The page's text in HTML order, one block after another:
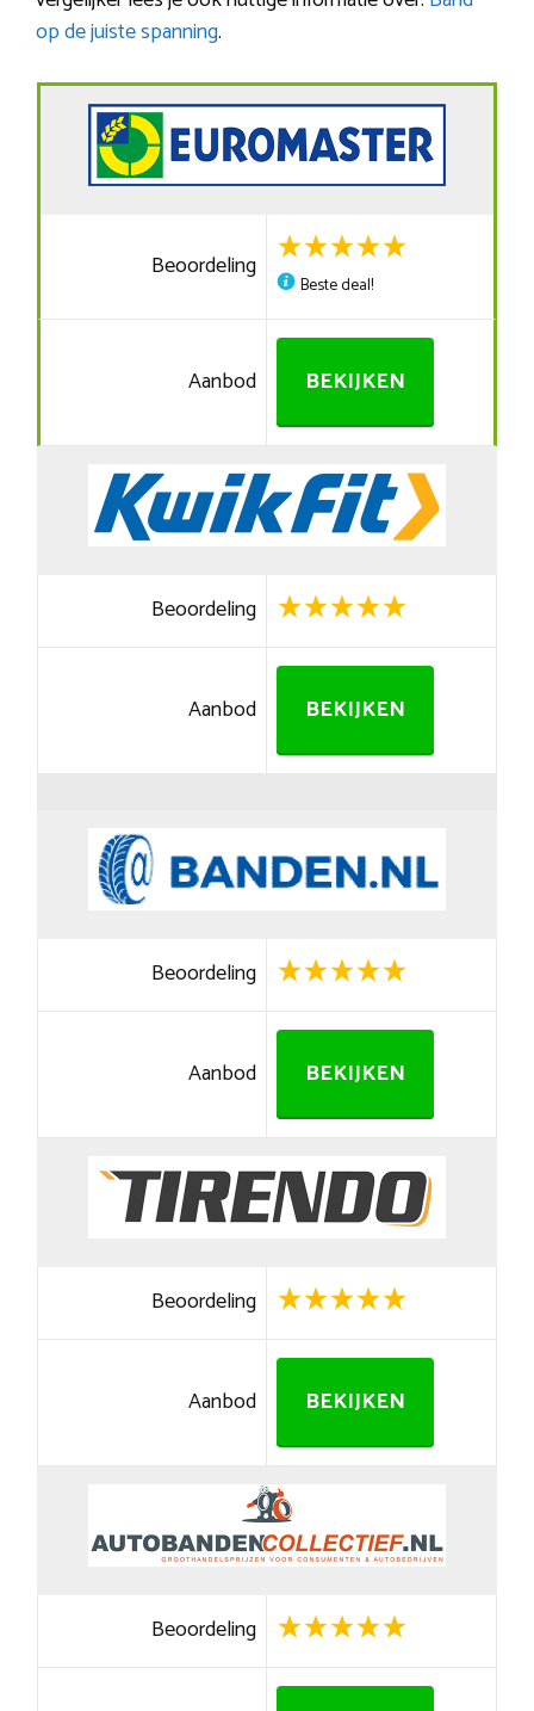
op de juiste spanning.
Beoordeling
Beste deal!
Aanbod BEKIJKEN
Beoordeling
Aanbod BEKIJKEN
Beoordeling
Aanbod BEKIJKEN
Beoordeling
Aanbod BEKIJKEN
Beoordeling